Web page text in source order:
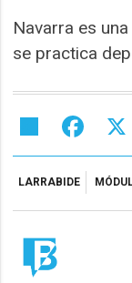
Navarra es
se practica
Share
LARRABIDE